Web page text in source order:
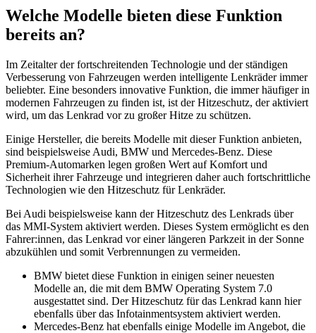
Welche Modelle bieten diese Funktion
bereits an?
Im Zeitalter der fortschreitenden Technologie und der ständigen
Verbesserung von Fahrzeugen werden intelligente Lenkräder immer
beliebter. Eine besonders innovative Funktion, die immer häufiger in
modernen Fahrzeugen zu finden ist, ist der Hitzeschutz, der aktiviert
wird, um das Lenkrad vor zu großer Hitze zu schützen.
Einige Hersteller, die bereits Modelle mit dieser Funktion anbieten,
sind beispielsweise Audi, BMW und Mercedes-Benz. Diese
Premium-Automarken legen großen Wert auf Komfort und
Sicherheit ihrer Fahrzeuge und integrieren daher auch fortschrittliche
Technologien wie den Hitzeschutz für Lenkräder.
Bei Audi beispielsweise kann der Hitzeschutz des Lenkrads über
das MMI-System aktiviert werden. Dieses System ermöglicht es den
Fahrer:innen, das Lenkrad vor einer längeren Parkzeit in der Sonne
abzukühlen und somit Verbrennungen zu vermeiden.
BMW bietet diese Funktion in einigen seiner neuesten
Modelle an, die mit dem BMW Operating System 7.0
ausgestattet sind. Der Hitzeschutz für das Lenkrad kann hier
ebenfalls über das Infotainmentsystem aktiviert werden.
Mercedes-Benz hat ebenfalls einige Modelle im Angebot, die